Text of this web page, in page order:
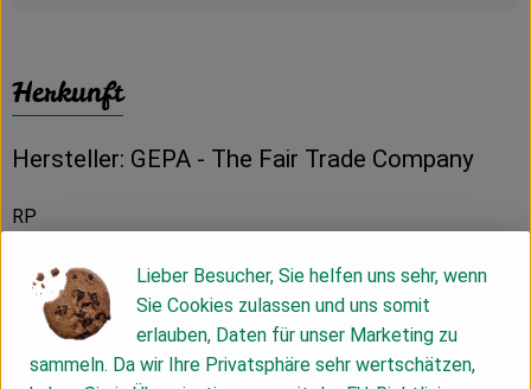
Herkunft
Hersteller: GEPA - The Fair Trade Company
RP
Lieber Besucher, Sie helfen uns sehr, wenn
Sie Cookies zulassen und uns somit
erlauben, Daten für unser Marketing zu
sammeln. Da wir Ihre Privatsphäre sehr wertschätzen,